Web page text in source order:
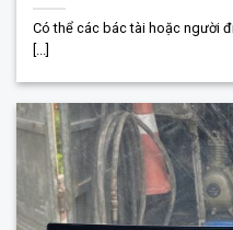
Có thể các bác tài hoặc người
[...]